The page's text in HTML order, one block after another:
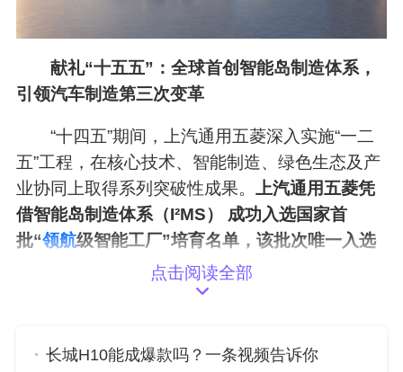
献礼“十五五”：全球首创智能岛制造体系，
引领汽车制造第三次变革
“十四五”期间，上汽通用五菱深入实施“一二
五”工程，在核心技术、智能制造、绿色生态及产
业协同上取得系列突破性成果。 上汽通用五菱凭
借智能岛制造体系（I²MS） 成功入选国家首
批“领航级智能工厂”培育名单，该批次唯一入选
。两家重点下属企业赛克科技、昊菱
双双破150亿元
点击阅读全部
长城H10能成爆款吗？一条视频告诉你